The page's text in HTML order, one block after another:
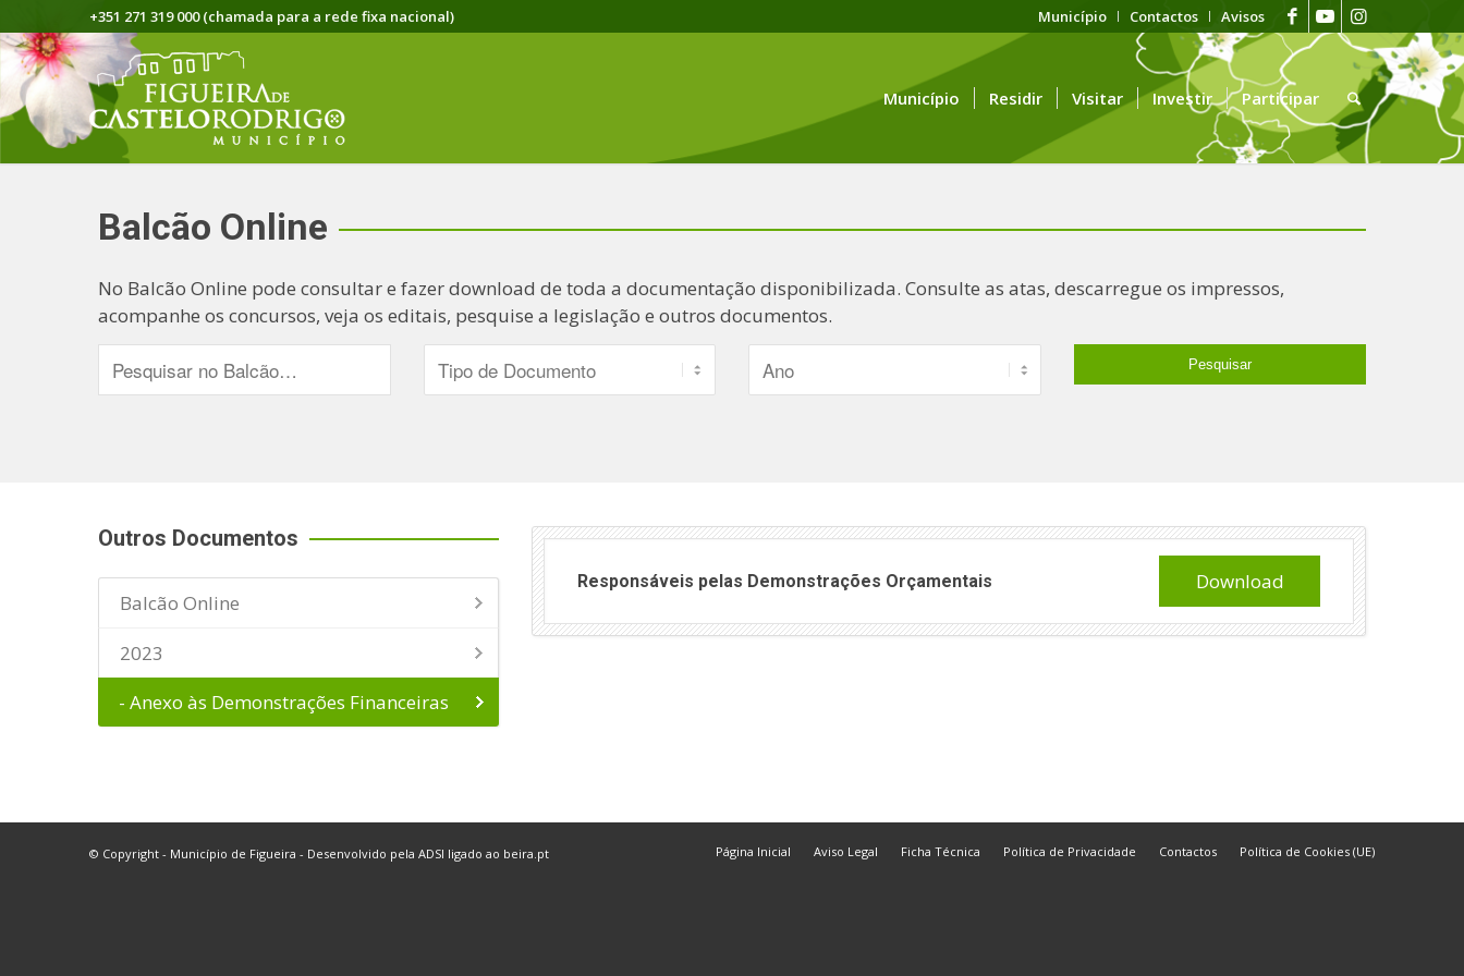
Município Contactos Avisos
+351 271 319 000 (chamada para a rede fixa nacional)
Município Residir Visitar Investir Participar
Balcão Online
No Balcão Online pode consultar e fazer download de toda a documentação disponibilizada. Consulte as atas, descarregue os impressos,
acompanhe os concursos, veja os editais, pesquise a legislação e outros documentos.
Outros Documentos
Balcão Online
2023
- Anexo às Demonstrações Financeiras
Responsáveis pelas Demonstrações Orçamentais Download
© Copyright - Município de Figueira - Desenvolvido pela ADSI ligado ao beira.pt Página Inicial Aviso Legal Ficha Técnica Política de Privacidade Contactos Política de Cookies (UE)